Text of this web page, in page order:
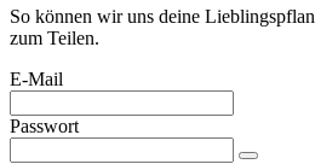
So können wir uns deine
zum Teilen.
E-Mail
Passwort